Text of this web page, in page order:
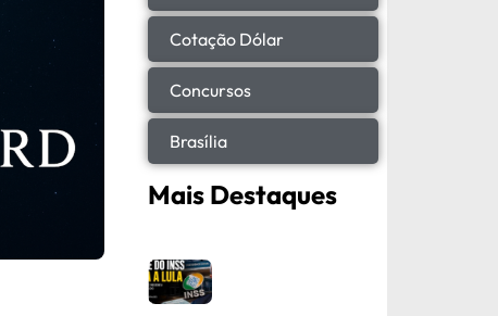
Cotação Dólar
Concursos
Brasília
Mais Destaques